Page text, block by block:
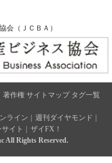
会（ＪＣＢＡ）
著作権 サイトマップ タグ一覧
ライン 週刊ダイヤモンド
イト
ザイFX！
All Rights Reserved.